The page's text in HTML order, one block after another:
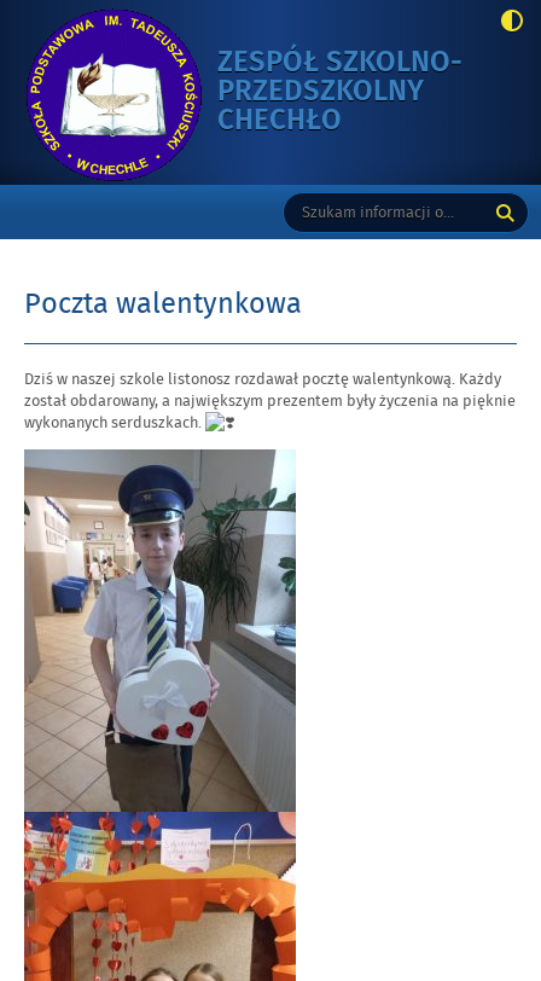
ZESPÓŁ SZKOLNO-
PRZEDSZKOLNY
CHECHŁO
Wyszukiwarka
Tutaj
wpisz
szukaną
Poczta walentynkowa
Opublikowano
w
dniu
Dziś w naszej szkole listonosz rozdawał pocztę walentynkową. Każdy
został obdarowany, a największym prezentem były życzenia na pięknie
wykonanych serduszkach.